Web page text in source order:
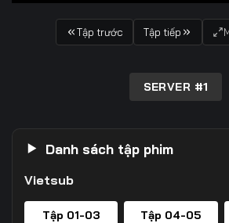
Tập trước Tập tiếp
SERVER #1
Danh sách tập phim
Vietsub
Tập 01-03 Tập 04-05